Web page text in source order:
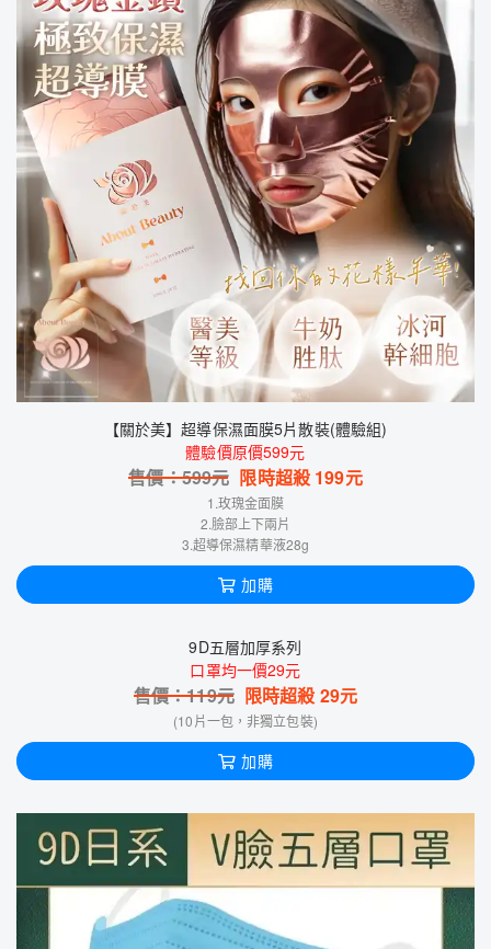
【關於美】超導保濕面膜5片散裝(體驗組)
體驗價原價599元
售價：599元 限時超殺 199元
1.玫瑰金面膜
2.臉部上下兩片
3.超導保濕精華液28g
加購
9D五層加厚系列
口罩均一價29元
售價：119元 限時超殺 29元
(10片一包，非獨立包裝)
加購